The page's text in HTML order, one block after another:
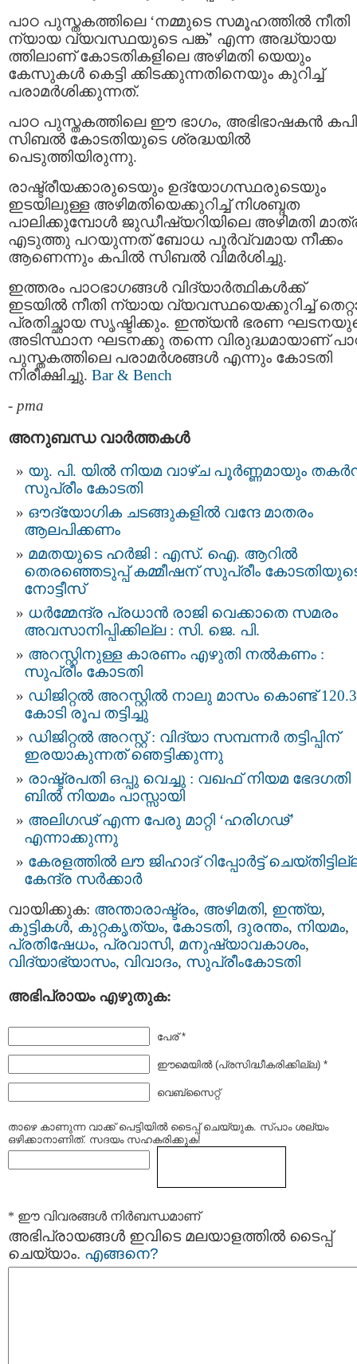
പാഠ പുസ്തകത്തിലെ ‘നമ്മുടെ സമൂഹത്തിൽ നീതി
ന്യായ വ്യവസ്ഥയുടെ പങ്ക്’ എന്ന അദ്ധ്യായ
ത്തിലാണ് കോടതികളിലെ അഴിമതി യെയും
കേസുകൾ കെട്ടി ക്കിടക്കുന്നതിനെയും കുറിച്ച്
പരാമർശിക്കുന്നത്.
പാഠ പുസ്തകത്തിലെ ഈ ഭാഗം, അഭിഭാഷകൻ
സിബൽ കോടതിയുടെ ശ്രദ്ധയിൽ
പെടുത്തിയിരുന്നു.
രാഷ്ട്രീയക്കാരുടെയും ഉദ്യോഗസ്ഥരുടെയും
ഇടയിലുള്ള അഴിമതിയെക്കുറിച്ച് നിശബ്ദത
പാലിക്കുമ്പോൾ ജുഡീഷ്യറിയിലെ അഴിമതി
എടുത്തു പറയുന്നത് ബോധ പൂർവ്വമായ നീക്കം
ആണെന്നും കപിൽ സിബൽ വിമർശിച്ചു.
ഇത്തരം പാഠഭാഗങ്ങൾ വിദ്യാർത്ഥികൾക്ക്
ഇടയിൽ നീതി ന്യായ വ്യവസ്ഥയെക്കുറിച്ച്
പ്രതിച്ഛായ സൃഷ്ടിക്കും. ഇന്ത്യൻ ഭരണ
അടിസ്ഥാന ഘടനക്കു തന്നെ വിരുദ്ധമായാണ്
പുസ്തകത്തിലെ പരാമർശങ്ങൾ എന്നും കോടതി
നിരീക്ഷിച്ചു. Bar & Bench
- pma
അനുബന്ധ വാര്‍ത്തകള്‍
യു. പി. യിൽ നിയമ വാഴ്ച പൂർണ്ണമായും
സുപ്രീം കോടതി
ഔദ്യോഗിക ചടങ്ങുകളില്‍ വന്ദേ മാതരം
ആലപിക്കണം
മമതയുടെ ഹർജി : എസ്. ഐ. ആറില്‍
തെരഞ്ഞെടുപ്പ്‌ കമ്മീഷന്‌ സുപ്രീം
നോട്ടീസ്‌
ധര്‍മ്മേന്ദ്ര പ്രധാൻ രാജി വെക്കാതെ സമരം
അവസാനിപ്പിക്കില്ല : സി. ജെ. പി.
അറസ്റ്റിനുള്ള കാരണം എഴുതി നൽകണം :
സുപ്രീം കോടതി
ഡിജിറ്റല്‍ അറസ്റ്റില്‍ നാലു മാസം കൊണ്ട് 120.3
കോടി രൂപ തട്ടിച്ചു
ഡിജിറ്റൽ അറസ്റ്റ് : വിദ്യാ സമ്പന്നർ തട്ടിപ്പിന്‌
ഇരയാകുന്നത്‌ ഞെട്ടിക്കുന്നു
രാഷ്ട്രപതി ഒപ്പു വെച്ചു : വഖഫ് നിയമ ഭേദഗതി
ബില്‍ നിയമം പാസ്സായി
അലിഗഢ് എന്ന പേരു മാറ്റി ‘ഹരിഗഢ്’
എന്നാക്കുന്നു
കേരളത്തില്‍ ലൗ ജിഹാദ് റിപ്പോര്‍ട്ട്
കേന്ദ്ര സര്‍ക്കാര്‍
വായിക്കുക: അന്താരാഷ്ട്രം, അഴിമതി, ഇന്ത്യ,
കുട്ടികള്‍, കുറ്റകൃത്യം, കോടതി, ദുരന്തം, നിയമം,
പ്രതിഷേധം, പ്രവാസി, മനുഷ്യാവകാശം,
വിദ്യാഭ്യാസം, വിവാദം, സുപ്രീംകോടതി
അഭിപ്രായം എഴുതുക:
പേര് *
ഈമെയില്‍ (പ്രസിദ്ധീകരിക്കില്ല) *
വെബ്സൈറ്റ്
താഴെ കാണുന്ന വാക്ക് പെട്ടിയില്‍ ടൈപ്പ്‌ ചെയ്യുക. സ്പാം ശല്യം
ഒഴിക്കാനാണിത്. സദയം സഹകരിക്കുക!
* ഈ വിവരങ്ങള്‍ നിര്‍ബന്ധമാണ്
അഭിപ്രായങ്ങള്‍ ഇവിടെ മലയാളത്തില്‍ ടൈപ്പ്
ചെയ്യാം. എങ്ങനെ?